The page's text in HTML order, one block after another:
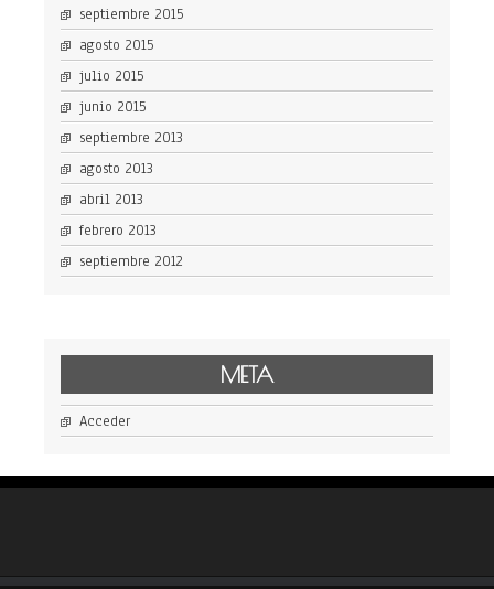
septiembre 2015
agosto 2015
julio 2015
junio 2015
septiembre 2013
agosto 2013
abril 2013
febrero 2013
septiembre 2012
META
Acceder